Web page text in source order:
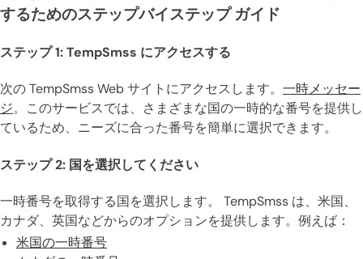
するためのステップバイステップ ガイド
ステップ 1: TempSmss にアクセスする
次の TempSmss Web サイトにアクセスします。 一時メッセー
ジ。このサービスでは、さまざまな国の一時的な番号を提供し
ているため、ニーズに合った番号を簡単に選択できます。
ステップ 2: 国を選択してください
一時番号を取得する国を選択します。 TempSmss は、米国、
カナダ、英国などからのオプションを提供します。例えば：
米国の一時番号